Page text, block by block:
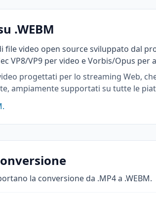
.WEBM
file video open source sviluppato dal
VP8/VP9 per video e Vorbis/Opus
progettati per lo streaming Web,
ampiamente supportati su tutte le
la conversione da .MP4 a .WEBM.